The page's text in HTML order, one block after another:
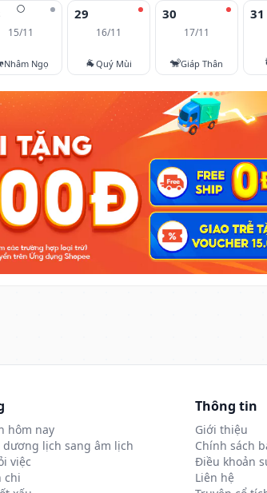
🌕
15/11
Nhâm Ngọ
29
16/11
🐐Quý Mùi
30
17/11
🐒Giáp Thân
31
hôm nay
dương lịch sang âm lịch
việc
chi
Thông tin
Giới thiệu
Chính sách
Điều khoản
Liên hệ